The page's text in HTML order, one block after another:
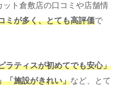
ト倉敷店の口コミや店舗情
ミが多く、とても高評価で
ラティスが初めてでも安心」
「施設がきれい」など、とて